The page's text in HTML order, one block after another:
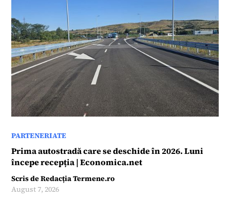
PARTENERIATE
Prima autostradă care se deschide în 2026. Luni
începe recepția | Economica.net
Scris deRedacția Termene.ro
August 7, 2026